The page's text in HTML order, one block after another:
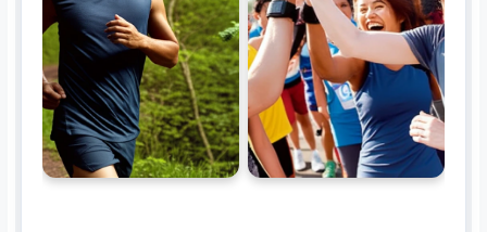
인 마음가짐을 얻음
사회적 교류
러닝 크루를 통해 새로
운 사람들과 소중한 인